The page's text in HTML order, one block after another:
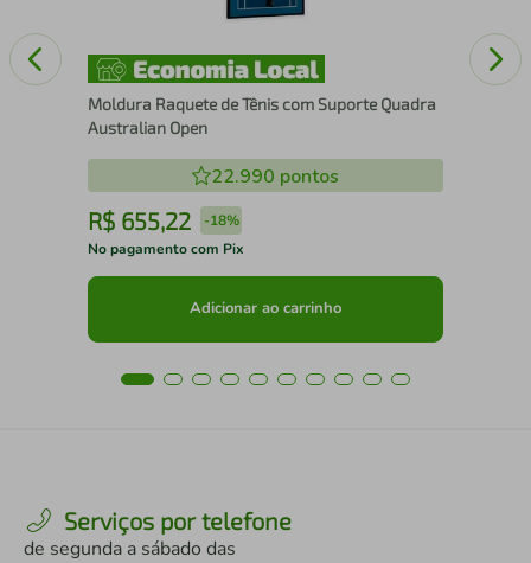
Moldura Raquete de Tênis com Suporte Quadra
Australian Open
22.990 pontos
R$ 655,22 -18%
No pagamento com Pix
Adicionar ao carrinho
Serviços por telefone
de segunda a sábado das